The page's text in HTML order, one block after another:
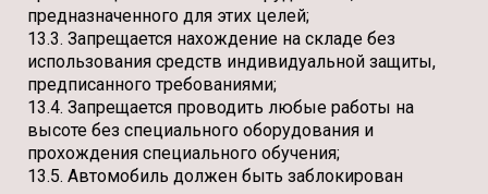
предназначенного для этих целей;
13.3. Запрещается нахождение на складе без
использования средств индивидуальной защиты,
предписанного требованиями;
13.4. Запрещается проводить любые работы на
высоте без специального оборудования и
прохождения специального обучения;
13.5. Автомобиль должен быть заблокирован